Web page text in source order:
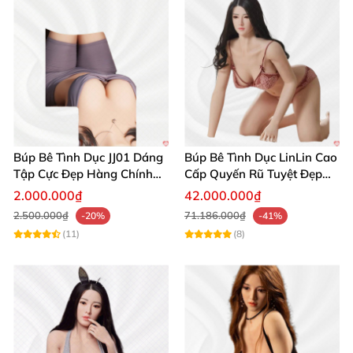
Búp bê silicon 1 1 Hailey 157cm XT Doll siêu thực hấp dẫn
Búp bê silicon 1 1 Hailey 157cm XT Doll siêu thực hấp dẫn
Búp bê silicon 1 1 Hailey 157cm XT Doll siêu thực hấp dẫn
Búp Bê Tình Dục JJ01 Dáng
Tập Cực Đẹp Hàng Chính
Hãng
2.000.000₫
2.500.000₫
-20%
(11)
Búp Bê Tình Dục LinLin Cao
Cấp Quyến Rũ Tuyệt Đẹp
Mua Ngay
42.000.000₫
71.186.000₫
-41%
(8)